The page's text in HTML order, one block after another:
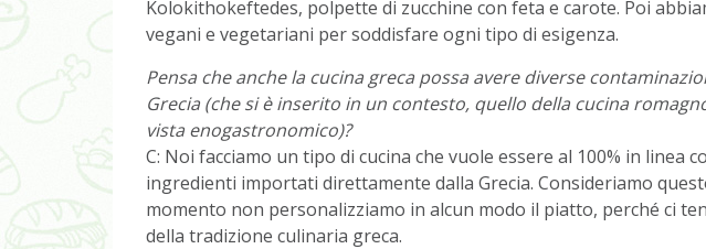
Kolokithokeftedes, polpette di zucchine con feta e carote. Poi
vegani e vegetariani per soddisfare ogni tipo di esigenza.
Pensa che anche la cucina greca possa avere diverse
Grecia (che si è inserito in un contesto, quello della cucina
vista enogastronomico)?
C: Noi facciamo un tipo di cucina che vuole essere al 100% in linea
ingredienti importati direttamente dalla Grecia. Consideriamo
momento non personalizziamo in alcun modo il piatto, perché ci
della tradizione culinaria greca.